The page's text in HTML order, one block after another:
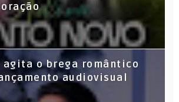
agita o brega romântico
audiovisual